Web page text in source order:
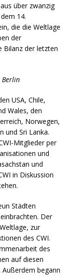
über zwanzig
14.
die die Weltlage
der
Bilanz der letzten
Berlin
USA, Chile,
Wales, den
Norwegen,
und Sri Lanka.
Mitglieder per
und
und
in Diskussion
Städten
Der
zur
des CWI.
des
auf diesen
begann